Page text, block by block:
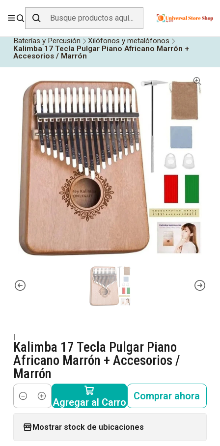
ENVÍO GRATIS SOBRE$19.990EN ZONA CENTRO
Baterías y Percusión
Xilófonos y metalófonos
Kalimba 17 Tecla Pulgar Piano Africano Marrón +
Accesorios / Marrón
|
Kalimba 17 Tecla Pulgar Piano
Africano Marrón + Accesorios /
Marrón
Cantidad Agregar al Carro
Comprar ahora
Mostrar stock de ubicaciones